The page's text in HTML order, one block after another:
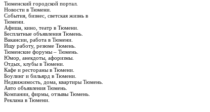
Тюменский городской портал.
Новости в Тюмени.
События, бизнес, светская жизнь в
Тюмени.
Афиша, кино, театр в Тюмени.
Бесплатные объявления Тюмень.
Вакансии, работа в Тюмени.
Ищу работу, резюме Тюмень.
Тюменские форумы – Тюмень.
Юмор, анекдоты, афоризмы.
Отдых, клубы в Тюмени.
Кафе и рестораны в Тюмени.
Боулинг и бильярд в Тюмени.
Недвижимость, дома, квартиры Тюмень.
Авто объявления Тюмень.
Компании, фирмы, отзывы Тюмень.
Реклама в Тюмени.